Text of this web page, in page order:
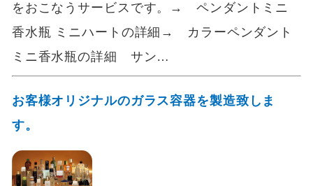
をおこなうサービスです。→ ペンダントミニ
香水瓶 ミニハートの詳細→ カラーペンダント
ミニ香水瓶の詳細 サン…
お客様オリジナルのガラス容器を製造致しま
す。